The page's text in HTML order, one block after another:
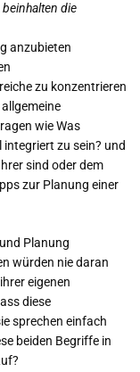
die
anzubieten
zu konzentrieren
wie Was
zu sein? und
sind oder dem
zur Planung einer
Planung
würden nie daran
eigenen
diese
sprechen einfach
beiden Begriffe in